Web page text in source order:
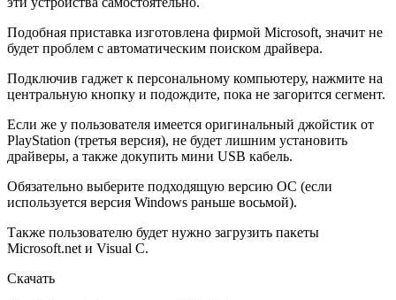
Подобная приставка изготовлена фирмой Microsoft, значит не
будет проблем с автоматическим поиском драйвера.
Подключив гаджет к персональному компьютеру, нажмите на
центральную кнопку и подождите, пока не загорится сегмент.
Если же у пользователя имеется оригинальный джойстик от
PlayStation (третья версия), не будет лишним установить
драйверы, а также докупить мини USB кабель.
Обязательно выберите подходящую версию ОС (если
используется версия Windows раньше восьмой).
Также пользователю будет нужно загрузить пакеты
Microsoft.net и Visual C.
Скачать